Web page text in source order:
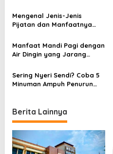
a
t
i
o
n
Mengenal Jenis-Jenis
Pijatan dan Manfaatnya
Manfaat Mandi Pagi dengan
Air Dingin yang Jarang
Kaget!
Sering Nyeri Sendi? Coba 5
Minuman Ampuh Penurun
Berita Lainnya